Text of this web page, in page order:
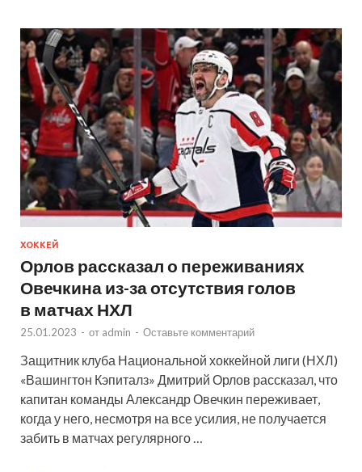
ХОККЕЙ
Орлов рассказал о переживаниях
Овечкина из-за отсутствия голов
в матчах НХЛ
25.01.2023 - от admin - Оставьте комментарий
Защитник клуба Национальной хоккейной лиги (НХЛ)
«Вашингтон Кэпиталз» Дмитрий Орлов рассказал, что
капитан команды Александр Овечкин переживает,
когда у него, несмотря на все усилия, не получается
забить в матчах регулярного …